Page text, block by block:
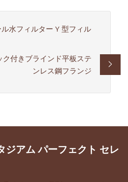
水フィルター Y 型フィル
付きブラインド平板ステ
ンレス鋼フランジ
ジアム パーフェクト セレ